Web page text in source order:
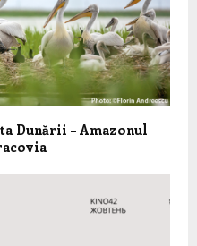
Dunării – Amazonul